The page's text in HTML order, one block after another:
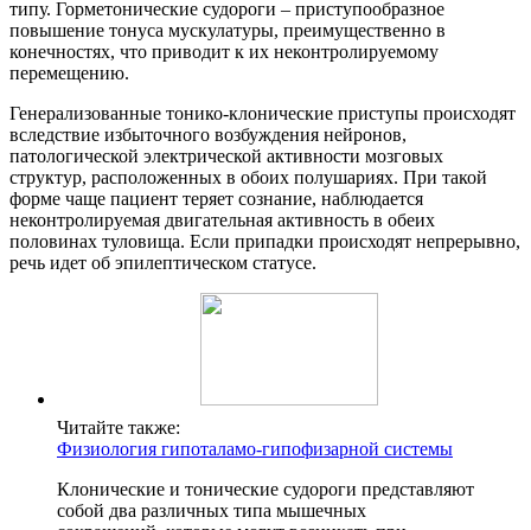
типу. Горметонические судороги – приступообразное
повышение тонуса мускулатуры, преимущественно в
конечностях, что приводит к их неконтролируемому
перемещению.
Генерализованные тонико-клонические приступы происходят
вследствие избыточного возбуждения нейронов,
патологической электрической активности мозговых
структур, расположенных в обоих полушариях. При такой
форме чаще пациент теряет сознание, наблюдается
неконтролируемая двигательная активность в обеих
половинах туловища. Если припадки происходят непрерывно,
речь идет об эпилептическом статусе.
Читайте также:
Физиология гипоталамо-гипофизарной системы
Клонические и тонические судороги представляют
собой два различных типа мышечных